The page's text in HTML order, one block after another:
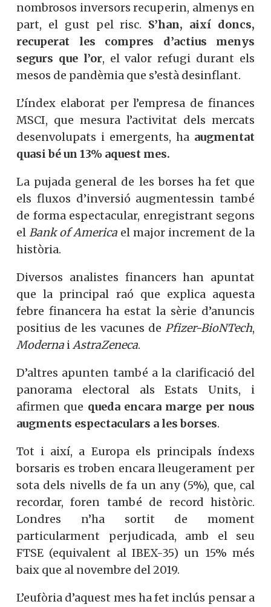
nombrosos inversors recuperin, almenys en
part, el gust pel risc. S’han, així doncs,
recuperat les compres d’actius menys
segurs que l’or, el valor refugi durant els
mesos de pandèmia que s’està desinflant.
L’índex elaborat per l’empresa de finances
MSCI, que mesura l’activitat dels mercats
desenvolupats i emergents, ha augmentat
quasi bé un 13% aquest mes.
La pujada general de les borses ha fet que
els fluxos d’inversió augmentessin també
de forma espectacular, enregistrant segons
el Bank of America el major increment de la
història.
Diversos analistes financers han apuntat
que la principal raó que explica aquesta
febre financera ha estat la sèrie d’anuncis
positius de les vacunes de Pfizer-BioNTech,
Moderna iAstraZeneca.
D’altres apunten també a la clarificació del
panorama electoral als Estats Units, i
afirmen que queda encara marge per nous
augments espectaculars a les borses.
Tot i així, a Europa els principals índexs
borsaris es troben encara lleugerament per
sota dels nivells de fa un any (5%), que, cal
recordar, foren també de record històric.
Londres n’ha sortit de moment
particularment perjudicada, amb el seu
FTSE (equivalent al IBEX-35) un 15% més
baix que al novembre del 2019.
L’eufòria d’aquest mes ha fet inclús pensar a